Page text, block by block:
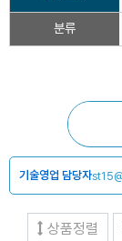
분류
기술영업 담당자
상품정렬